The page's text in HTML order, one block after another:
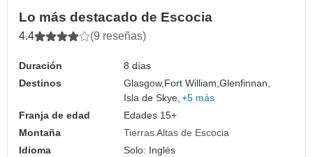
Lo más destacado de Escocia
4.4 (9 reseñas)
Duración
8 días
Destinos
Glasgow, Fort William,Glenfinnan,
Isla de Skye, +5 más
Franja de edad
Edades 15+
Montaña
Tierras Altas de Escocia
Idioma
Solo: Inglés